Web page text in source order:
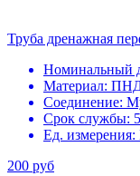
Труба дренажная
Номинальный
Материал:
Соединение:
Срок службы:
Ед. измерения:
200 руб